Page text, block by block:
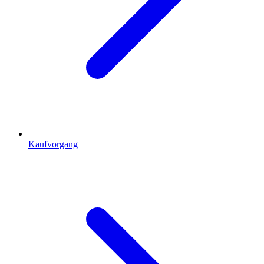
Kaufvorgang